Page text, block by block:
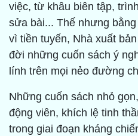
việc, từ khâu biên tập,
sửa bài... Thế nhưng
vì tiền tuyến, Nhà xuất
đời những cuốn sách ý
lính trên mọi nẻo đường
Những cuốn sách nhỏ
động viên, khích lệ tinh
trong giai đoạn kháng